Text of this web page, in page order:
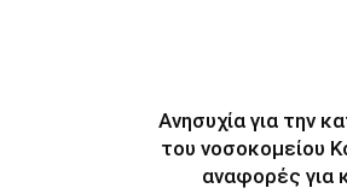
Ανησυχία για την
του νοσοκομείου
αναφορές για